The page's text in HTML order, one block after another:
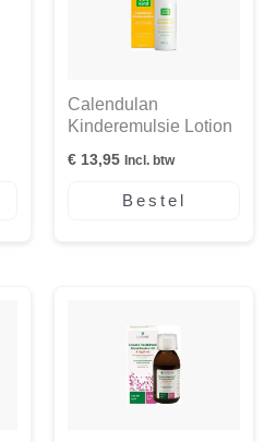
Calendulan
Kinderemulsie Lotion
€ 13,95 Incl. btw
Bestel